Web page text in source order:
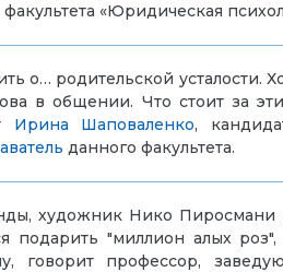
«Юридическая
о… родительской усталости. Х
в общении. Что стоит за
Ирина Шаповаленко,
данного факультета.
художник Нико Пиросмани
"миллион алых
говорит профессор,